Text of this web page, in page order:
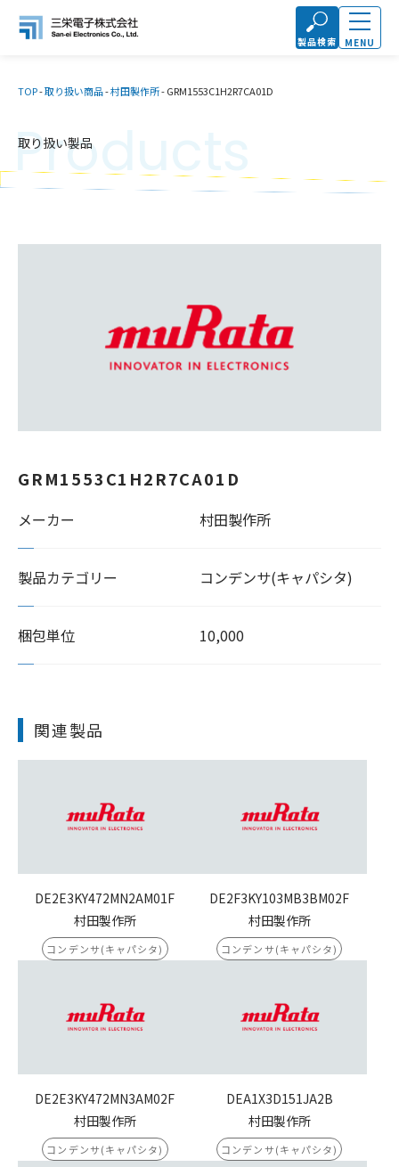
製品検索 MENU
TOP-取り扱い商品-村田製作所-GRM1553C1H2R7CA01D
取り扱い製品
Products
GRM1553C1H2R7CA01D
メーカー 村田製作所
製品カテゴリー コンデンサ(キャパシタ)
梱包単位 10,000
関連製品
DE2E3KY472MN2AM01F
村田製作所
コンデンサ(キャパシタ)
DE2F3KY103MB3BM02F
村田製作所
コンデンサ(キャパシタ)
DE2E3KY472MN3AM02F
村田製作所
コンデンサ(キャパシタ)
DEA1X3D151JA2B
村田製作所
コンデンサ(キャパシタ)